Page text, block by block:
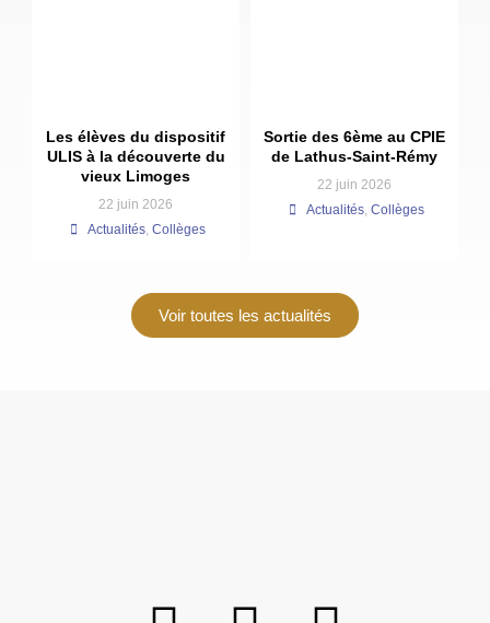
Les élèves du dispositif
ULIS à la découverte du
vieux Limoges
22 juin 2026
Actualités, Collèges
Sortie des 6ème au CPIE
de Lathus-Saint-Rémy
22 juin 2026
Actualités, Collèges
Voir toutes les actualités